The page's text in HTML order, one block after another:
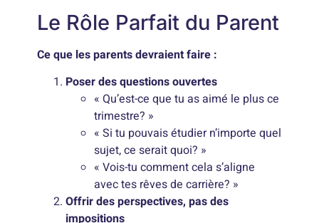
Le Rôle Parfait du Parent
Ce que les parents devraient faire :
Poser des questions ouvertes
« Qu’est-ce que tu as aimé le plus ce
trimestre? »
« Si tu pouvais étudier n’importe quel
sujet, ce serait quoi? »
« Vois-tu comment cela s’aligne
avec tes rêves de carrière? »
Offrir des perspectives, pas des
impositions